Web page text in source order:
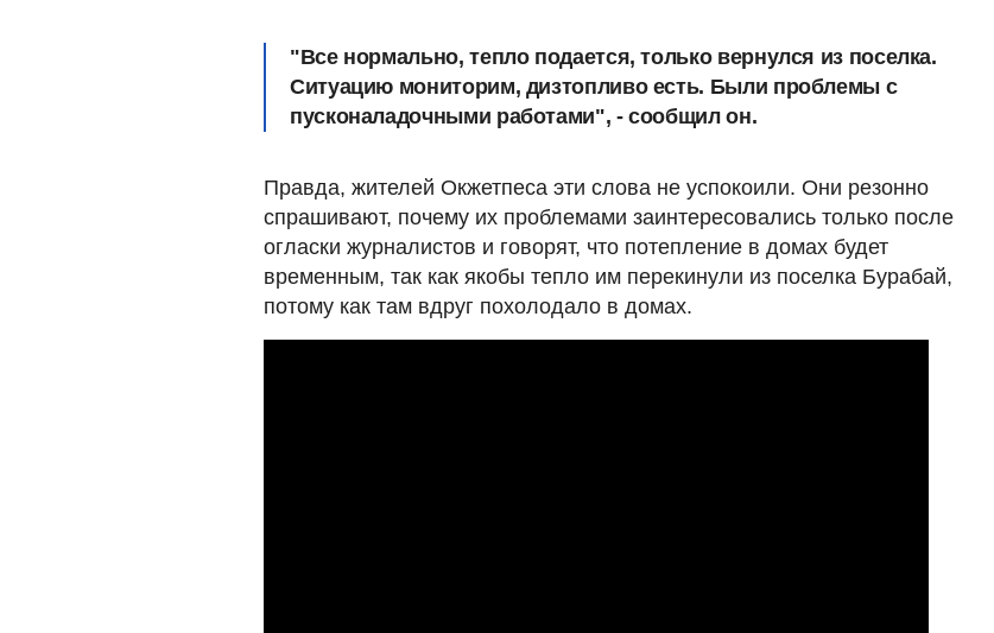
"Все нормально, тепло подается, только вернулся из поселка.
Ситуацию мониторим, дизтопливо есть. Были проблемы с
пусконаладочными работами", - сообщил он.
Правда, жителей Окжетпеса эти слова не успокоили. Они резонно
спрашивают, почему их проблемами заинтересовались только после
огласки журналистов и говорят, что потепление в домах будет
временным, так как якобы тепло им перекинули из поселка Бурабай,
потому как там вдруг похолодало в домах.